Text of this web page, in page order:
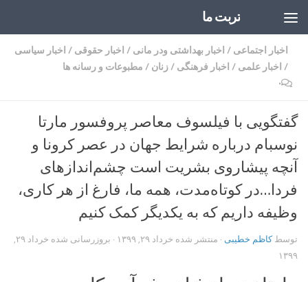
تربت ما
اخبار اجتماعی / اخبار بهداشتی ودر مانی / اخبار حقوقی / اخبار سیاسی
/ اخبار علمی / اخبار فرهنگی /زنان / مطبوعات و رسانه ها
۰
گفتگویی با فیلسوف معاصر پروفسور مارتا
نوسبا‌م درباره شرایط جهان در عصر کرونا و
آنچه پیشاروی بشریت است چشم‌انداز‌های
فردا…در کوتاه‌مدت، همه‌‌ ما، فارغ از هر کاری،
وظیفه داریم که به یکدیگر کمک کنیم
توسطکاظم خطیبی · منتشر شده خرداد ۲۹, ۱۳۹۹ · بروزرسانی شده
خرداد ۲۹,
۱۳۹۹